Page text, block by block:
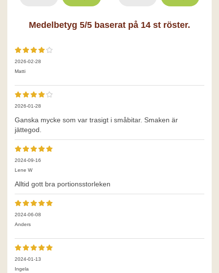
Medelbetyg 5/5 baserat på 14 st röster.
2026-02-28
Matti
2026-01-28
Ganska mycke som var trasigt i småbitar. Smaken är
jättegod.
2024-09-16
Lene W
Alltid gott bra portionsstorleken
2024-06-08
Anders
2024-01-13
Ingela